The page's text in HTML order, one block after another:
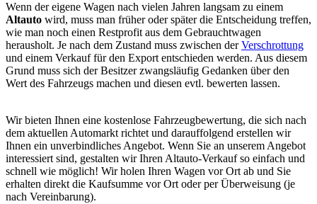
Wenn der eigene Wagen nach vielen Jahren langsam zu einem
Altauto wird, muss man früher oder später die Entscheidung treffen,
wie man noch einen Restprofit aus dem Gebrauchtwagen
herausholt. Je nach dem Zustand muss zwischen derVerschrottung
und einem Verkauf für den Export entschieden werden. Aus diesem
Grund muss sich der Besitzer zwangsläufig Gedanken über den
Wert des Fahrzeugs machen und diesen evtl. bewerten lassen.
Wir bieten Ihnen eine kostenlose Fahrzeugbewertung, die sich nach
dem aktuellen Automarkt richtet und darauffolgend erstellen wir
Ihnen ein unverbindliches Angebot. Wenn Sie an unserem Angebot
interessiert sind, gestalten wir Ihren Altauto-Verkauf so einfach und
schnell wie möglich! Wir holen Ihren Wagen vor Ort ab und Sie
erhalten direkt die Kaufsumme vor Ort oder per Überweisung (je
nach Vereinbarung).